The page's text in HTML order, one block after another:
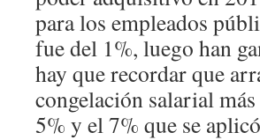
para los empleados
fue del 1%, luego han
hay que recordar que
congelación salarial
5% y el 7% que se